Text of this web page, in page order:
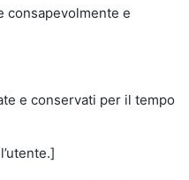
consapevolmente e
e conservati per il tempo